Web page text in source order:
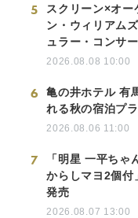
5
スクリーン×オー
ン・ウィリアム
ュラー・コンサ
2026.08.08 10:00
6
亀の井ホテル 有
れる秋の宿泊プ
2026.08.06 11:00
7
「明星 一平ちゃ
からしマヨ2個
発売
2026.08.07 13:00